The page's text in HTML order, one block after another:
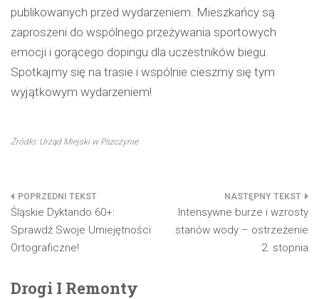
publikowanych przed wydarzeniem. Mieszkańcy są
zaproszeni do wspólnego przeżywania sportowych
emocji i gorącego dopingu dla uczestników biegu.
Spotkajmy się na trasie i wspólnie cieszmy się tym
wyjątkowym wydarzeniem!
Źródło: Urząd Miejski w Pszczynie
Nawigacja
wpisu
Śląskie Dyktando 60+:
Sprawdź Swoje Umiejętności
Ortograficzne!
Intensywne burze i wzrosty
stanów wody – ostrzeżenie
2. stopnia
Drogi I Remonty